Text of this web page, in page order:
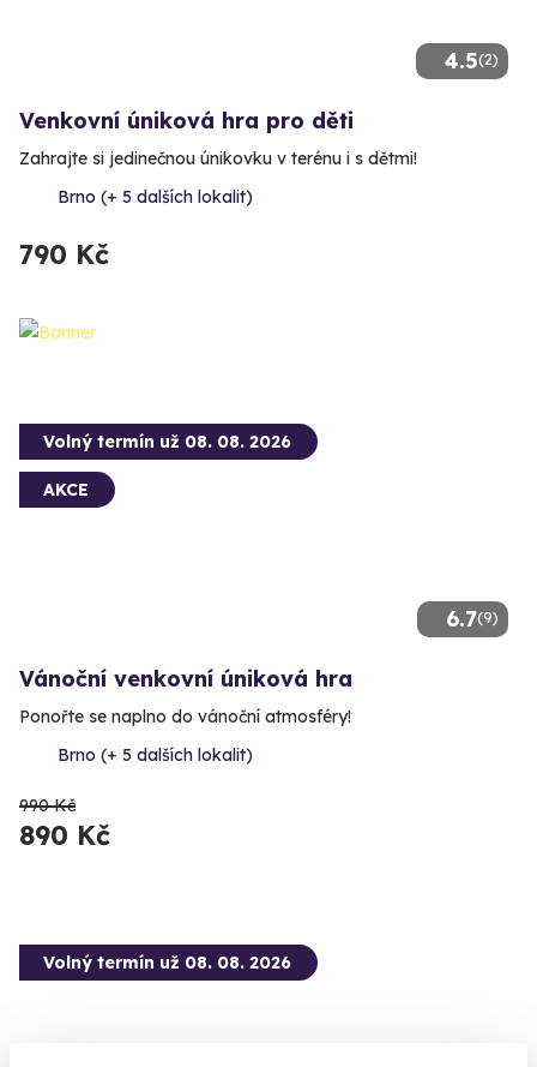
4.5(2)
Venkovní úniková hra pro děti
Zahrajte si jedinečnou únikovku v terénu i s dětmi!
Brno (+ 5 dalších lokalit)
790 Kč
6.7(9)
Volný termín už 08. 08. 2026
AKCE
Vánoční venkovní úniková hra
Ponořte se naplno do vánoční atmosféry!
Brno (+ 5 dalších lokalit)
990 Kč
890 Kč
Volný termín už 08. 08. 2026